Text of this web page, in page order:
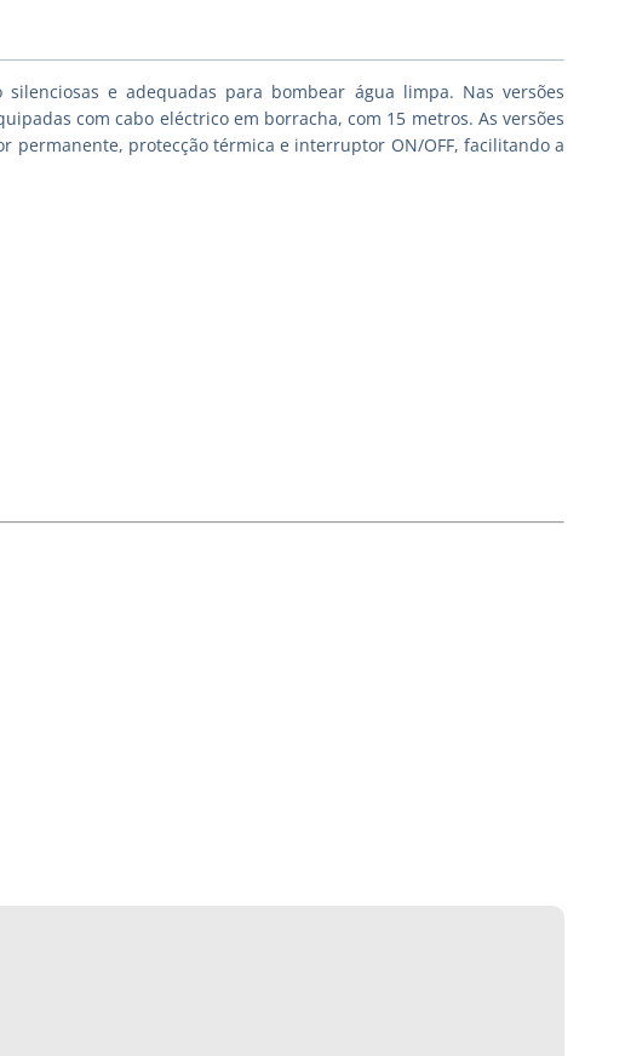
e adequadas para bombear água limpa. Nas versões
com cabo eléctrico em borracha, com 15 metros. As versões
permanente, protecção térmica e interruptor ON/OFF, facilitando a